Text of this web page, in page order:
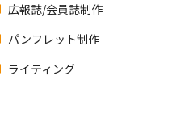
広報誌/会員誌制作
パンフレット制作
ライティング